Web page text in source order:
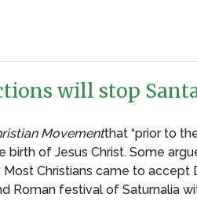
will stop
Movementthat “prior to
of Jesus Christ. Some
Christians came to accept
festival of Saturnalia